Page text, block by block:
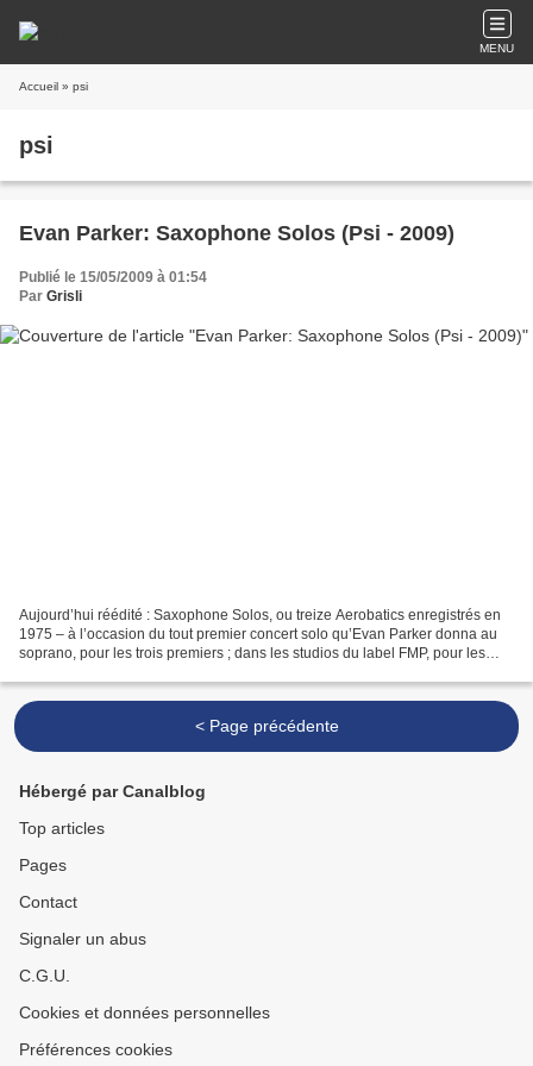
MENU
Accueil » psi
psi
Evan Parker: Saxophone Solos (Psi - 2009)
Publié le 15/05/2009 à 01:54
Par Grisli
Aujourd’hui réédité : Saxophone Solos, ou treize Aerobatics enregistrés en
1975 – à l’occasion du tout premier concert solo qu’Evan Parker donna au
soprano, pour les trois premiers ; dans les studios du label FMP, pour les
< Page précédente
Hébergé par Canalblog
Top articles
Pages
Contact
Signaler un abus
C.G.U.
Cookies et données personnelles
Préférences cookies